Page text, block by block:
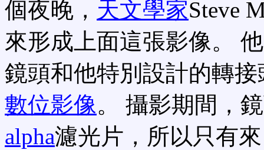
個夜晚， 天文學家Steve
來形成上面這張影像。
鏡頭和他特別設計的轉
數位影像。 攝影期間，
alpha濾光片，所以只有